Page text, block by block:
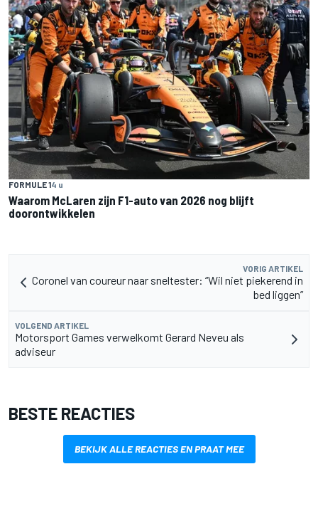
FORMULE 14 u
Waarom McLaren zijn F1-auto van 2026 nog blijft
doorontwikkelen
VORIG ARTIKEL
Coronel van coureur naar sneltester: “Wil niet piekerend in
bed liggen”
VOLGEND ARTIKEL
Motorsport Games verwelkomt Gerard Neveu als
adviseur
BESTE REACTIES
BEKIJK ALLE REACTIES EN PRAAT MEE